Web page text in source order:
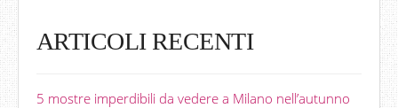
ARTICOLI RECENTI
5 mostre imperdibili da vedere a Milano nell’autunno